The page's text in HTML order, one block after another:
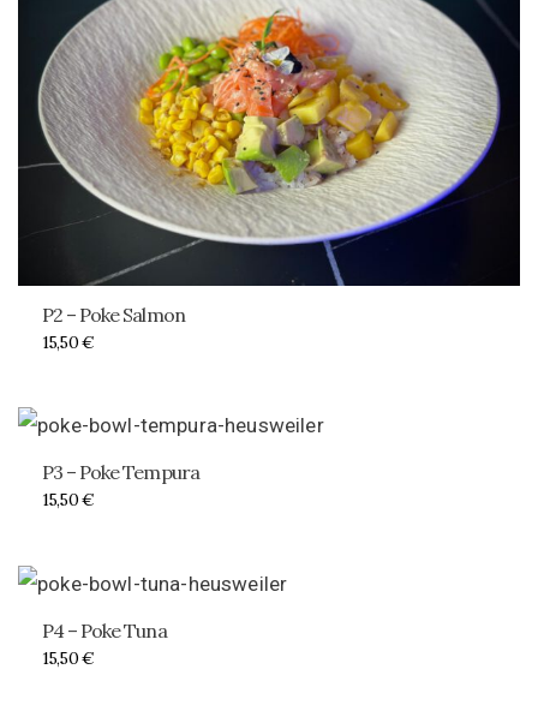
P2 – Poke Salmon
15,50€
P3 – Poke Tempura
15,50€
P4 – Poke Tuna
15,50€